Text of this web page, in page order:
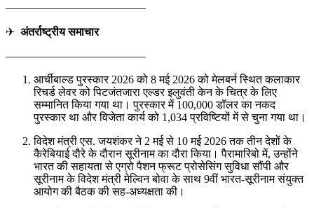
————————————–
✈ अंतर्राष्ट्रीय समाचार
————————————–
आर्चीबाल्ड पुरस्कार 2026 को 8 मई 2026 को मेलबर्न स्थित कलाकार
रिचर्ड लेवर को पिटजंतजारा एल्डर इलुवंती केन के चित्र के लिए
सम्मानित किया गया था। पुरस्कार में 100,000 डॉलर का नकद
पुरस्कार था और विजेता कार्य को 1,034 प्रविष्टियों में से चुना गया था।
विदेश मंत्री एस. जयशंकर ने 2 मई से 10 मई 2026 तक तीन देशों के
कैरेबियाई दौरे के दौरान सूरीनाम का दौरा किया। पैरामारिबो में, उन्होंने
भारत की सहायता से एग्रो पैशन फ्रूट प्रोसेसिंग सुविधा सौंपी और
सूरीनाम के विदेश मंत्री मेल्विन बोवा के साथ 9वीं भारत-सूरीनाम संयुक्त
आयोग की बैठक की सह-अध्यक्षता की।